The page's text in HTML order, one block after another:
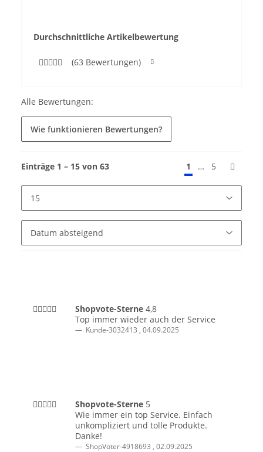
Durchschnittliche Artikelbewertung
(63 Bewertungen)
Alle Bewertungen:
Wie funktionieren Bewertungen?
Einträge 1 – 15 von 63 1 … 5
Shopvote-Sterne 4,8
Top immer wieder auch der Service
Kunde-3032413 , 04.09.2025
Shopvote-Sterne 5
Wie immer ein top Service. Einfach
unkompliziert und tolle Produkte.
Danke!
ShopVoter-4918693 , 02.09.2025